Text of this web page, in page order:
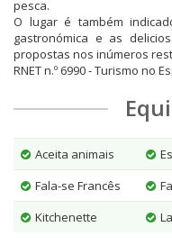
pesca.
O lugar é também
gastronómica e as
propostas nos inúmeros
RNET n.º 6990 - Turismo no
Aceita animais
Fala-se Francês
Kitchenette